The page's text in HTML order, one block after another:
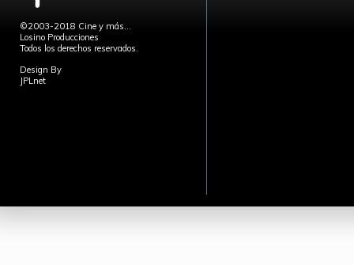
©2003-2018 Cine y más...
Losino Producciones
Todos los derechos reservados.
Design By
JPLnet